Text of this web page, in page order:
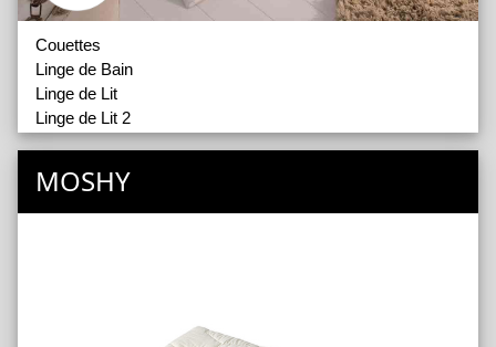
Couettes
Linge de Bain
Linge de Lit
Linge de Lit 2
Oreillers
Protections Literie
Surmatelas
MOSHY